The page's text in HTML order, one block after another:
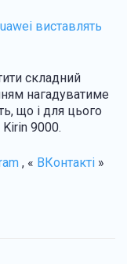
виставлять
складний
нагадуватиме
що і для цього
Kirin 9000.
, « ВКонтакті »